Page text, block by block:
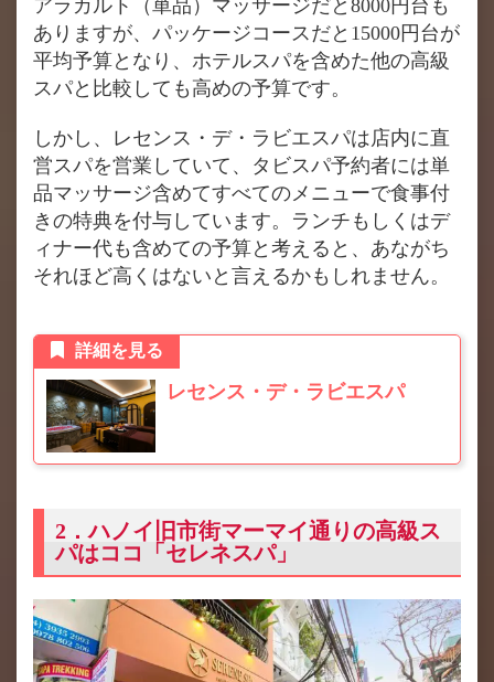
アラカルト（単品）マッサージだと8000円台も
ありますが、パッケージコースだと15000円台が
平均予算となり、ホテルスパを含めた他の高級
スパと比較しても高めの予算です。
しかし、レセンス・デ・ラビエスパは店内に直
営スパを営業していて、タビスパ予約者には単
品マッサージ含めてすべてのメニューで食事付
きの特典を付与しています。ランチもしくはデ
ィナー代も含めての予算と考えると、あながち
それほど高くはないと言えるかもしれません。
レセンス・デ・ラビエスパ
詳細を見る
2．ハノイ旧市街マーマイ通りの高級ス
パはココ「セレネスパ」